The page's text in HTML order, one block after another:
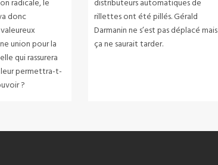
radicale, le
donc
union pour la
qui rassurera
leur permettra-t-
?
distributeurs automatiques de
rillettes ont été pillés. Gérald
Darmanin ne s’est pas déplacé mais
ça ne saurait tarder.